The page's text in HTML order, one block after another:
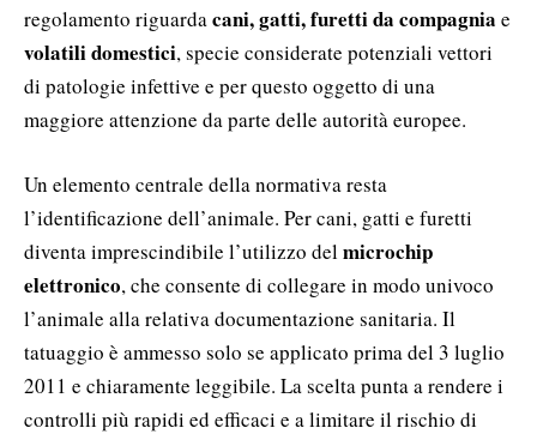
regolamento riguardacani, gatti, furetti da compagnia e
volatili domestici, specie considerate potenziali vettori
di patologie infettive e per questo oggetto di una
maggiore attenzione da parte delle autorità europee.
Un elemento centrale della normativa resta
l’identificazione dell’animale. Per cani, gatti e furetti
diventa imprescindibile l’utilizzo delmicrochip
elettronico, che consente di collegare in modo univoco
l’animale alla relativa documentazione sanitaria. Il
tatuaggio è ammesso solo se applicato prima del 3 luglio
2011 e chiaramente leggibile. La scelta punta a rendere i
controlli più rapidi ed efficaci e a limitare il rischio di